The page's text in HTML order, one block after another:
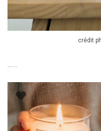
crédit